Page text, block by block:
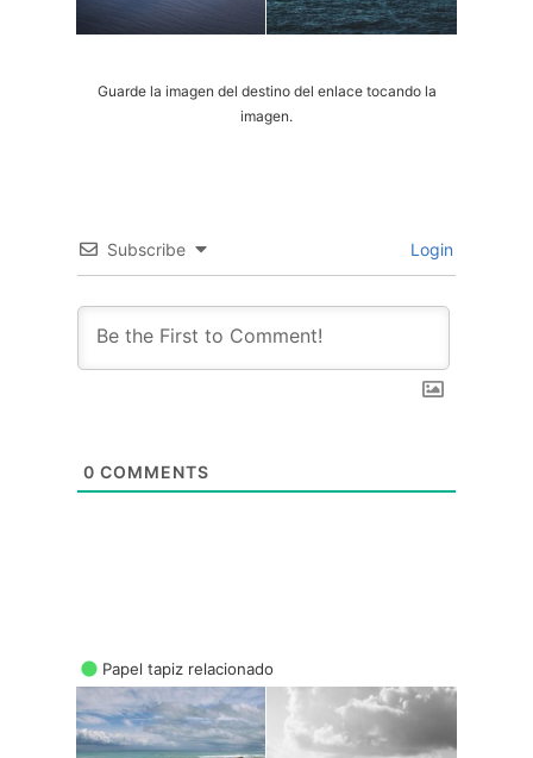
Guarde la imagen del destino del enlace tocando la
imagen.
Subscribe Login
0 COMMENTS
Papel tapiz relacionado